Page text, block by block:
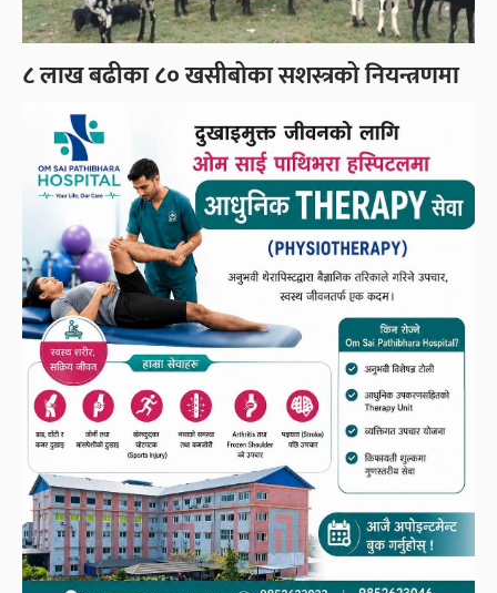
८ लाख बढीका ८० खसीबोका सशस्त्रको नियन्त्रणमा